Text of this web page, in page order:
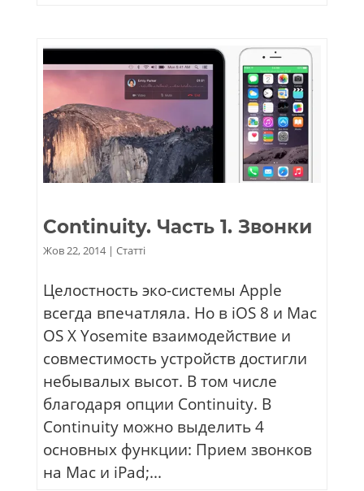
Continuity. Часть 1. Звонки
Жов 22, 2014| Статті
Целостность эко-системы Apple
всегда впечатляла. Но в iOS 8 и Mac
OS X Yosemite взаимодействие и
совместимость устройств достигли
небывалых высот. В том числе
благодаря опции Continuity. В
Continuity можно выделить 4
основных функции: Прием звонков
на Mac и iPad;...